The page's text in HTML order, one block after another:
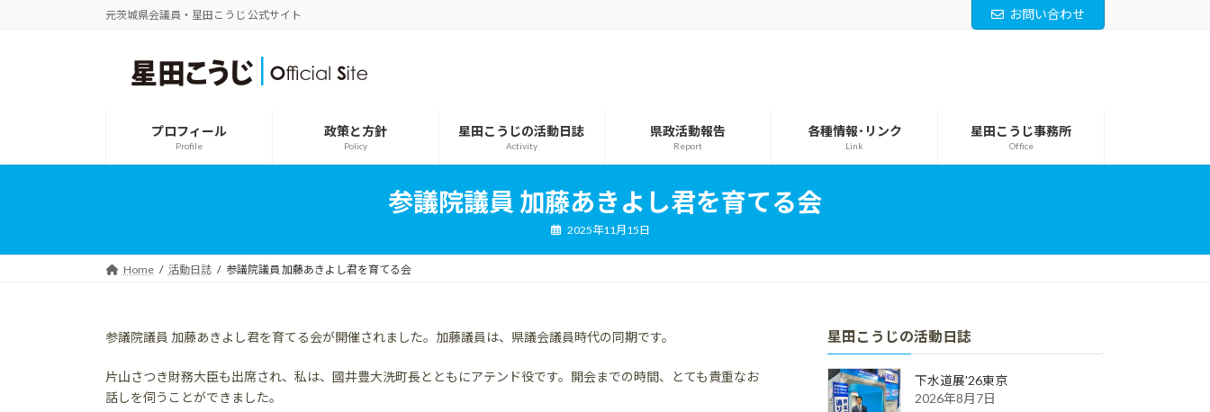
元茨城県会議員・星田こうじ 公式サイト お問い合わせ
プロフィール
Profile
政策と方針
Policy
星田こうじの活動日誌
Activity
県政活動報告
Report
各種情報･リンク
Link
星田こうじ事務所
Office
参議院議員 加藤あきよし君を育てる会
2025年11月15日
Home 活動日誌 参議院議員 加藤あきよし君を育てる会
参議院議員 加藤あきよし君を育てる会が開催されました。加藤議員は、県議会議員時代の同期です。
片山さつき財務大臣も出席され、私は、國井豊大洗町長とともにアテンド役です。開会までの時間、とても貴重なお
話しを伺うことができました。
星田こうじの活動日誌
下水道展'26東京
2026年8月7日